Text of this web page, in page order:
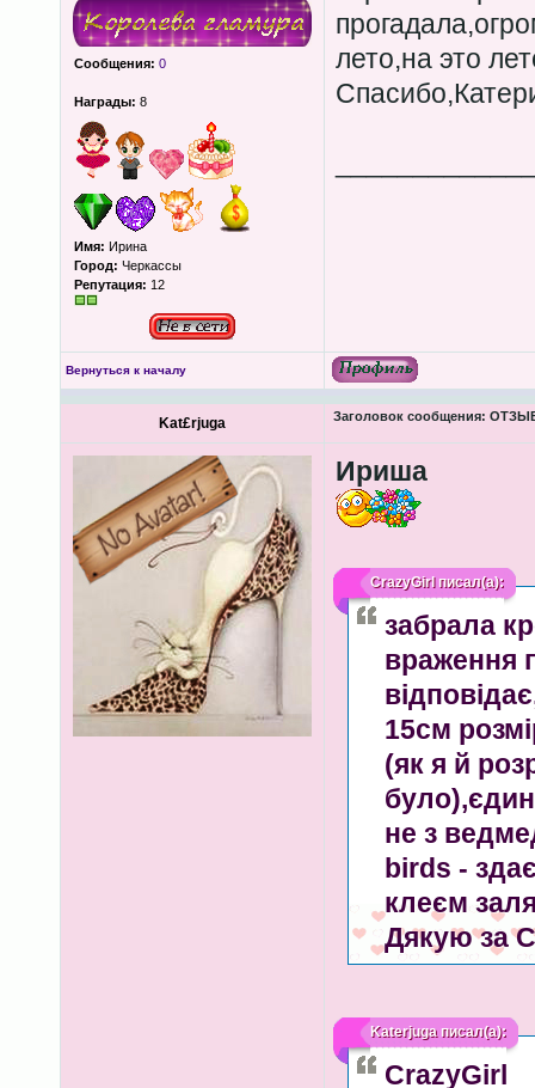
Сообщения: 0
Награды: 8
Имя: Ирина
Город: Черкассы
Репутация: 12
лето,на это
Вернуться к началу
Kat£rjuga Заголовок сообщения:
Ириша
CrazyGirlписал(а):
забрала
враження
15см
(як я й
не з
birds -
клеєм
Дякую за
Katerjugaписал(а):
CrazyGirl